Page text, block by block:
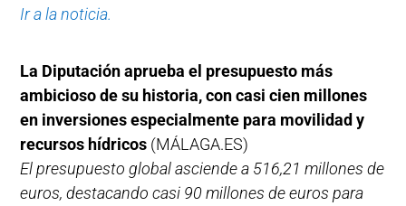
Ir a la noticia.
La Diputación aprueba el presupuesto más
ambicioso de su historia, con casi cien millones
en inversiones especialmente para movilidad y
recursos hídricos (MÁLAGA.ES)
El presupuesto global asciende a 516,21 millones de
euros, destacando casi 90 millones de euros para